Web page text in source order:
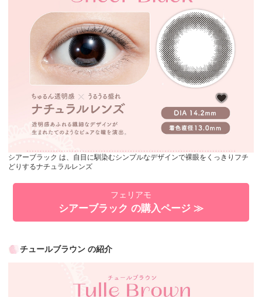
シアーブラック は、自目に馴染むシンプルなデザインで裸眼をくっきりフチ
どりするナチュラルレンズ
フェリアモ
シアーブラック の購入ページ ≫
チュールブラウン の紹介